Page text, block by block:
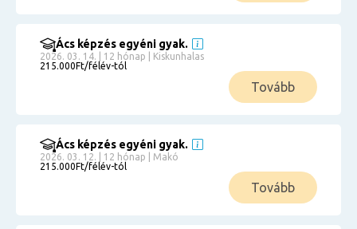
Ács képzés egyéni gyak.
2026. 03. 14. | 12 hónap | Kiskunhalas
215.000Ft/félév-tól
Tovább
Ács képzés egyéni gyak.
2026. 03. 12. | 12 hónap | Makó
215.000Ft/félév-tól
Tovább